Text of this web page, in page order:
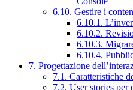
6.10. Gestire i
6.10.1.
6.10.2.
6.10.3.
6.10.4.
7. Progettazione
7.1. Caratteristiche
7.2. User stories per